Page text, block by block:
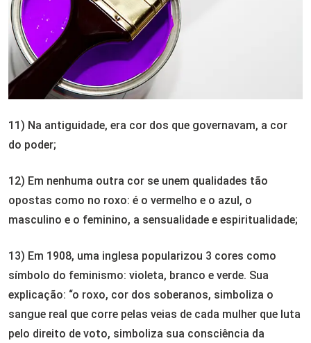
11) Na antiguidade, era cor dos que governavam, a cor
do poder;
12) Em nenhuma outra cor se unem qualidades tão
opostas como no roxo: é o vermelho e o azul, o
masculino e o feminino, a sensualidade e espiritualidade;
13) Em 1908, uma inglesa popularizou 3 cores como
símbolo do feminismo: violeta, branco e verde. Sua
explicação: “o roxo, cor dos soberanos, simboliza o
sangue real que corre pelas veias de cada mulher que luta
pelo direito de voto, simboliza sua consciência da